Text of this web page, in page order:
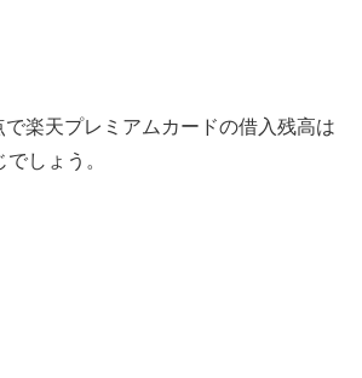
楽天プレミアムカードの借入残高は
しょう。